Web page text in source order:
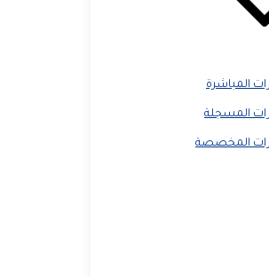
المباشرة
المسجلة
المخصصة